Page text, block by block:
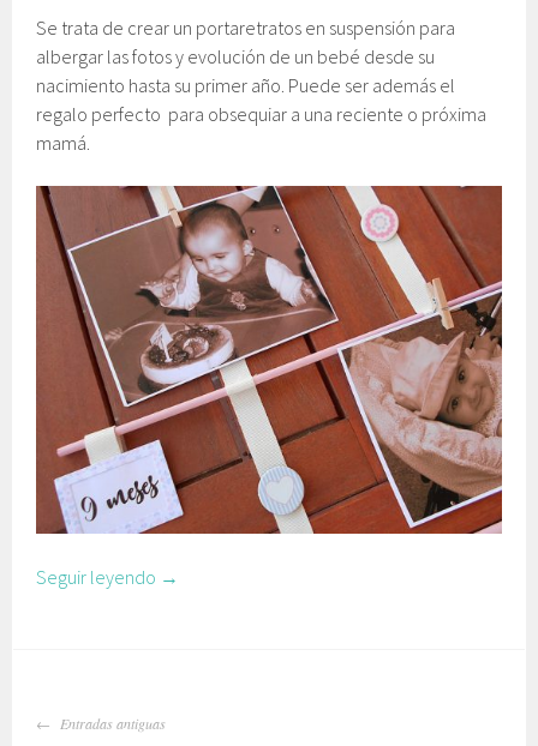
Se trata de crear un portaretratos en suspensión para
albergar las fotos y evolución de un bebé desde su
nacimiento hasta su primer año. Puede ser además el
regalo perfecto para obsequiar a una reciente o próxima
mamá.
Seguir leyendo →
IREntradas antiguas